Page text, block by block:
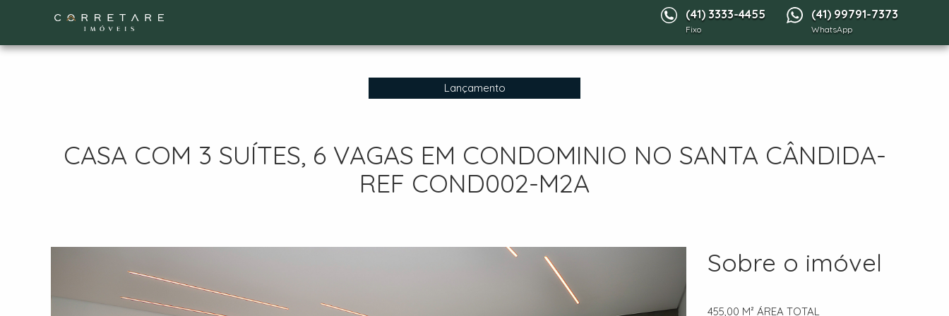
(41) 3333-4455
Fixo
(41) 99791-7373
WhatsApp
Lançamento
CASA COM 3 SUÍTES, 6 VAGAS EM CONDOMINIO NO SANTA CÂNDIDA-
REF COND002-M2A
Sobre o imóvel
455,00 M² ÁREA TOTAL